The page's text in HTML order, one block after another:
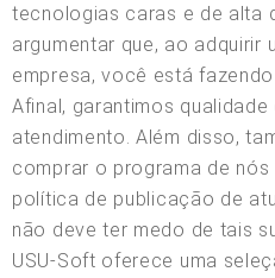
tecnologias caras e de alta
argumentar que, ao adquirir
empresa, você está
Afinal, garantimos
atendimento. Além disso,
comprar o programa de
política de publicação de
não deve ter medo de tais
USU-Soft oferece uma